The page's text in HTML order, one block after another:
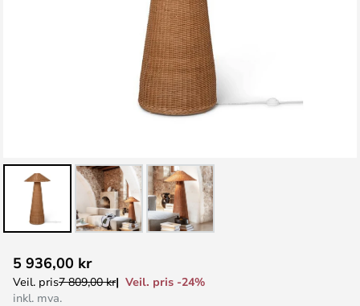
til
begynnelsen
5 936,00 kr
Veil. pris7 809,00 kr
Veil. pris -24%
inkl. mva.